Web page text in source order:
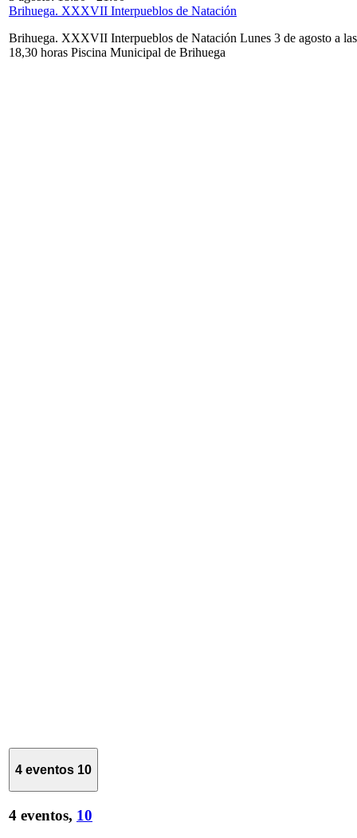
Brihuega. XXXVII Interpueblos de Natación
Brihuega. XXXVII Interpueblos de Natación Lunes 3 de agosto a las
18,30 horas Piscina Municipal de Brihuega
4 eventos 10
4 eventos, 10